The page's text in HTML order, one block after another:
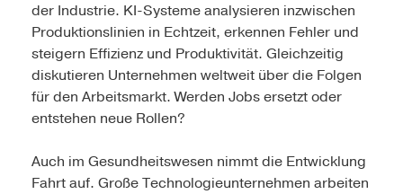
der Industrie. KI-Systeme analysieren inzwischen
Produktionslinien in Echtzeit, erkennen Fehler und
steigern Effizienz und Produktivität. Gleichzeitig
diskutieren Unternehmen weltweit über die Folgen
für den Arbeitsmarkt. Werden Jobs ersetzt oder
entstehen neue Rollen?
Auch im Gesundheitswesen nimmt die Entwicklung
Fahrt auf. Große Technologieunternehmen arbeiten